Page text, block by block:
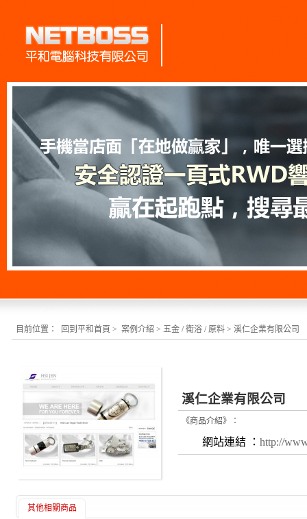
目前位置： 回到平和首頁 > 案例介紹 > 五金 / 衛浴 / 原料 > 溪仁企業有限公司
溪仁企業有限公司
《商品介紹》：
網站連結 ： http://
其他相關商品